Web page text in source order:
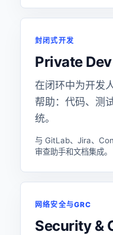
封闭式开发
Private
在闭环中为开发
帮助：代码、测
统。
与 GitLab、Jira、
审查助手和文档集成。
网络安全与GRC
Security &